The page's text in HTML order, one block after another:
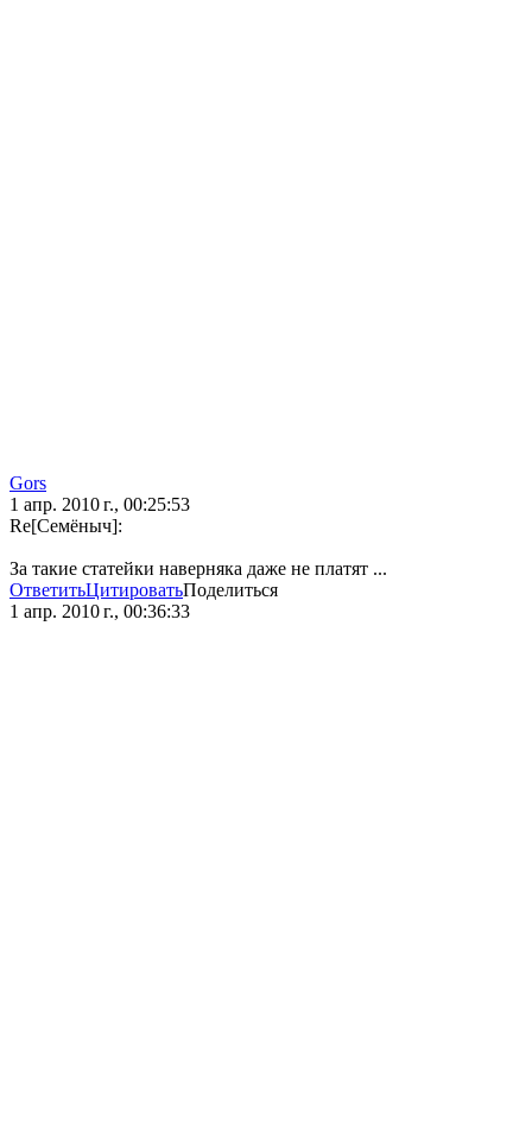
Gors
1 апр. 2010 г., 00:25:53
Re[Семёныч]:
За такие статейки наверняка даже не платят ...
ОтветитьЦитироватьПоделиться
1 апр. 2010 г., 00:36:33